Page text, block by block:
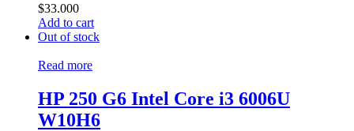
$33.000
Add to cart
Out of stock
Read more
HP 250 G6 Intel Core i3 6006U
W10H6